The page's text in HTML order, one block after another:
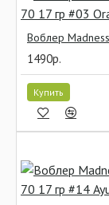
1490р.
Купить